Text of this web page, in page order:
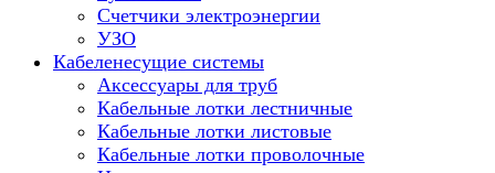
Счетчики электроэнергии
УЗО
Кабеленесущие системы
Аксессуары для труб
Кабельные лотки лестничные
Кабельные лотки листовые
Кабельные лотки проволочные